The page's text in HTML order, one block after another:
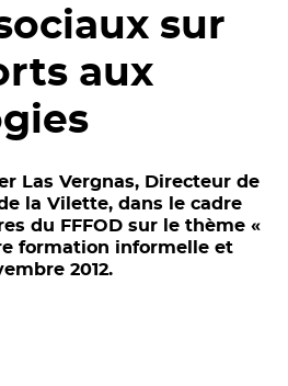
sur
aux
Las Vergnas, Directeur de
la Vilette, dans le cadre
du FFFOD sur le thème «
formation informelle et
2012.